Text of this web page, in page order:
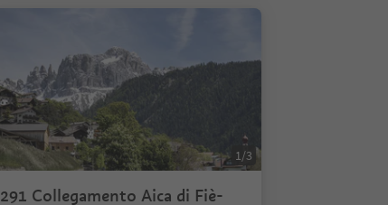
1/3
291 Collegamento Aica di Fiè-